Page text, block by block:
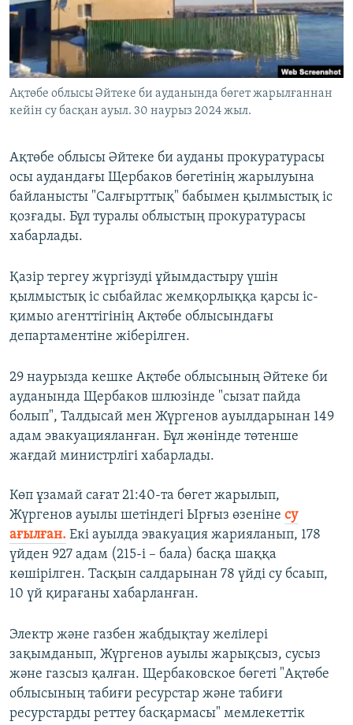
ЖАЗЫЛЫҢЫЗ
Басқа тілдерде
Ақтөбе облысы Әйтеке би ауданында бөгет жарылғаннан
кейін су басқан ауыл. 30 наурыз 2024 жыл.
Ақтөбе облысы Әйтеке би ауданы прокуратурасы
осы аудандағы Щербаков бөгетінің жарылуына
байланысты "Салғырттық" бабымен қылмыстық іс
қозғады. Бұл туралы облыстың прокуратурасы
хабарлады.
Қазір тергеу жүргізуді ұйымдастыру үшін
қылмыстық іс сыбайлас жемқорлыққа қарсы іс-
қимыо агенттігінің Ақтөбе облысындағы
департаментіне жіберілген.
29 наурызда кешке Ақтөбе облысының Әйтеке би
ауданында Щербаков шлюзінде "сызат пайда
болып", Талдысай мен Жүргенов ауылдарынан 149
адам эвакуацияланған. Бұл жөнінде төтенше
жағдай министрлігі хабарлады.
Көп ұзамай сағат 21:40-та бөгет жарылып,
Жүргенов ауылы шетіндегі Ырғыз өзеніне су
ағылған. Екі ауылда эвакуация жарияланып, 178
үйден 927 адам (215-і – бала) басқа шаққа
көшірілген. Тасқын салдарынан 78 үйді су бсаып,
10 үй қирағаны хабарланған.
Электр және газбен жабдықтау желілері
зақымданып, Жүргенов ауылы жарықсыз, сусыз
және газсыз қалған. Щербаковское бөгеті "Ақтөбе
облысының табиғи ресурстар және табиғи
ресурстарды реттеу басқармасы" мемлекеттік